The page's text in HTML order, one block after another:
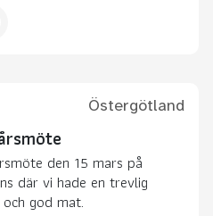
Östergötland
den 15 mars på
där vi hade en trevlig
god mat.